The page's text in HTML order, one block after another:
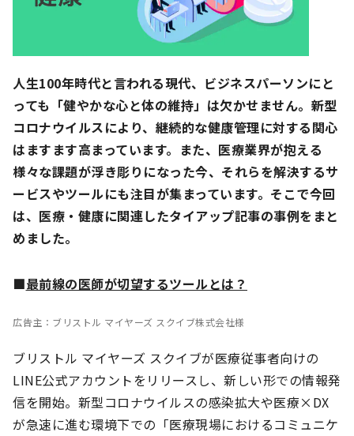
人生100年時代と言われる現代、ビジネスパーソンにと
っても「健やかな心と体の維持」は欠かせません。新型
コロナウイルスにより、継続的な健康管理に対する関心
はますます高まっています。また、医療業界が抱える
様々な課題が浮き彫りになった今、それらを解決するサ
ービスやツールにも注目が集まっています。そこで今回
は、医療・健康に関連したタイアップ記事の事例をまと
めました。
■最前線の医師が切望するツールとは？
広告主：ブリストル マイヤーズ スクイブ株式会社様
ブリストル マイヤーズ スクイブが医療従事者向けの
LINE公式アカウントをリリースし、新しい形での情報発
信を開始。新型コロナウイルスの感染拡大や医療×DX
が急速に進む環境下での「医療現場におけるコミュニケ